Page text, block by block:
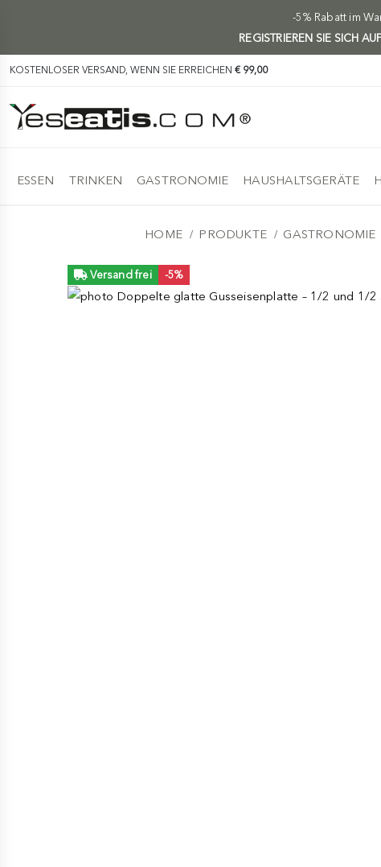
-5% Rabatt im
REGISTRIEREN SIE SICH
KOSTENLOSER VERSAND, WENN SIE ERREICHEN € 99,00
ESSEN TRINKEN GASTRONOMIE HAUSHALTSGERÄTE
HOME PRODUKTE GASTRONOMIE
Versand frei -5%